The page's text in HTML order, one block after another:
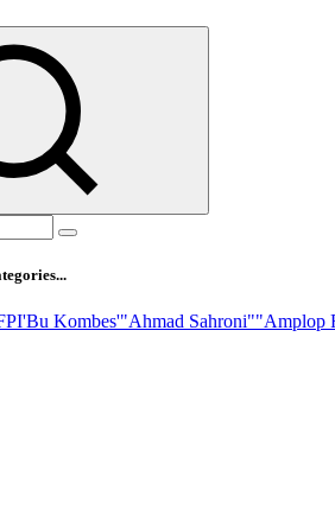
'Bu Kombes'"Ahmad Sahroni""Amplop